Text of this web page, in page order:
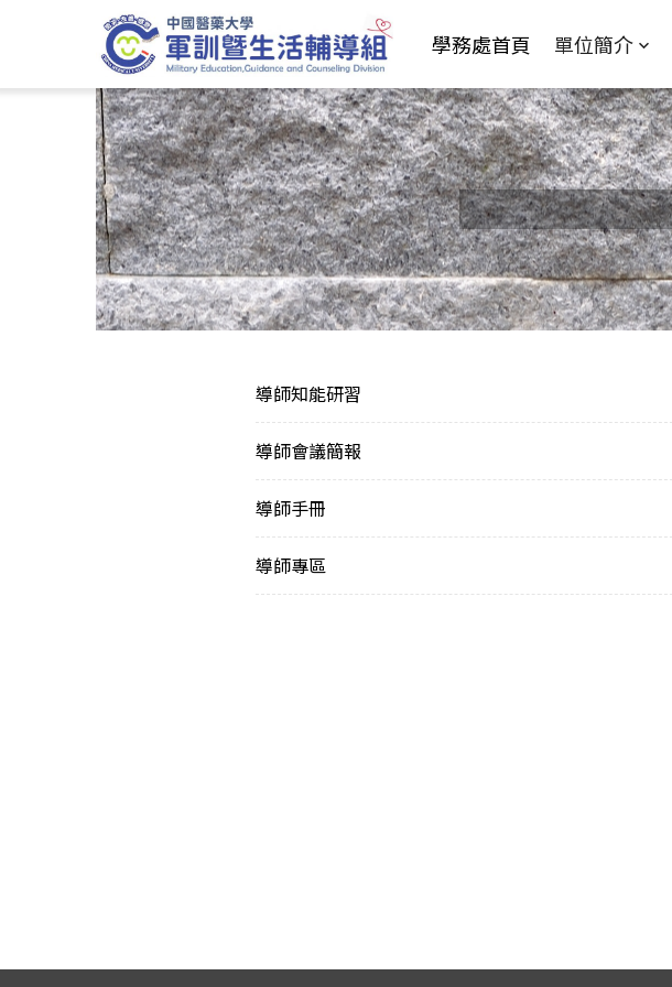
學務處首頁 單位簡介
導師知能研習
導師會議簡報
導師手冊
導師專區